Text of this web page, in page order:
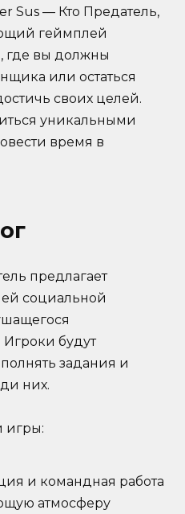
Sus — Кто Предатель,
геймплей
где вы должны
или остаться
своих целей.
уникальными
время в
предлагает
социальной
Игроки будут
задания и
них.
игры:
и командная работа
атмосферу